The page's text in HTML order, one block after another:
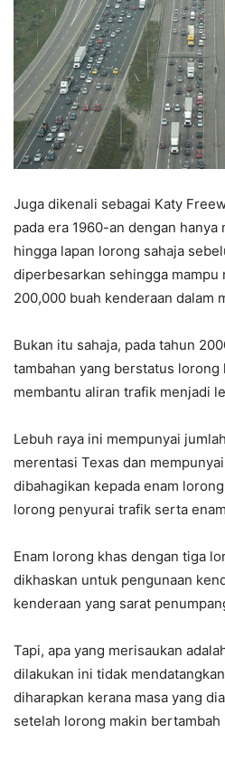
Juga dikenali sebagai Katy
pada era 1960-an dengan hanya
hingga lapan lorong sahaja
diperbesarkan sehingga mampu
200,000 buah kenderaan dalam
Bukan itu sahaja, pada tahun
tambahan yang berstatus lorong
membantu aliran trafik menjadi
Lebuh raya ini mempunyai
merentasi Texas dan
dibahagikan kepada enam
lorong penyurai trafik serta
Enam lorong khas dengan tiga
dikhaskan untuk pengunaan
kenderaan yang sarat
Tapi, apa yang merisaukan
dilakukan ini tidak
diharapkan kerana masa yang
setelah lorong makin